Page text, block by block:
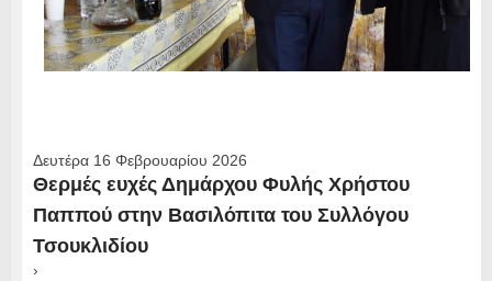
Δευτέρα 16 Φεβρουαρίου 2026
Θερμές ευχές Δημάρχου Φυλής Χρήστου
Παππού στην Βασιλόπιτα του Συλλόγου
Τσουκλιδίου
›